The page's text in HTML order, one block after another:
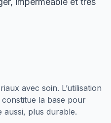
avec soin. L’utilisation
la base pour
plus durable.